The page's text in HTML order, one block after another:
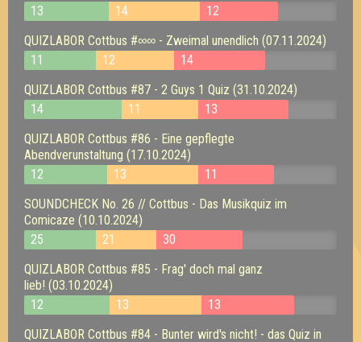
13
14
12
QUIZLABOR Cottbus #∞∞ - Zweimal unendlich (07.11.2024)
11
12
14
QUIZLABOR Cottbus #87 - 2 Guys 1 Quiz (31.10.2024)
14
11
13
QUIZLABOR Cottbus #86 - Eine gepflegte
Abendverunstaltung (17.10.2024)
12
13
11
SOUNDCHECK No. 26 // Cottbus - Das Musikquiz im
Comicaze (10.10.2024)
25
21
30
QUIZLABOR Cottbus #85 - Frag' doch mal ganz
lieb! (03.10.2024)
12
13
13
QUIZLABOR Cottbus #84 - Bunter wird's nicht! - das Quiz in